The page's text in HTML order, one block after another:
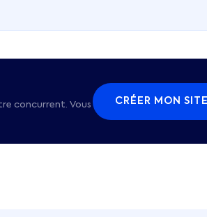
concurrent. Vous
CRÉER MON